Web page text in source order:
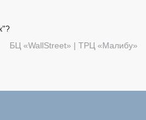
"?
БЦ «WallStreet» | ТРЦ «Малибу»